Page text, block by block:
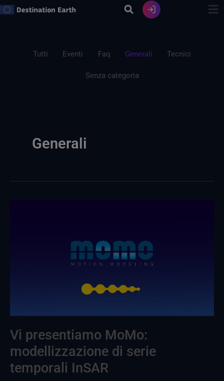
Vai
Tutti Eventi Faq Generali Tecnici
Senza categoria
Generali
Vi presentiamo MoMo:
modellizzazione di serie
temporali InSAR